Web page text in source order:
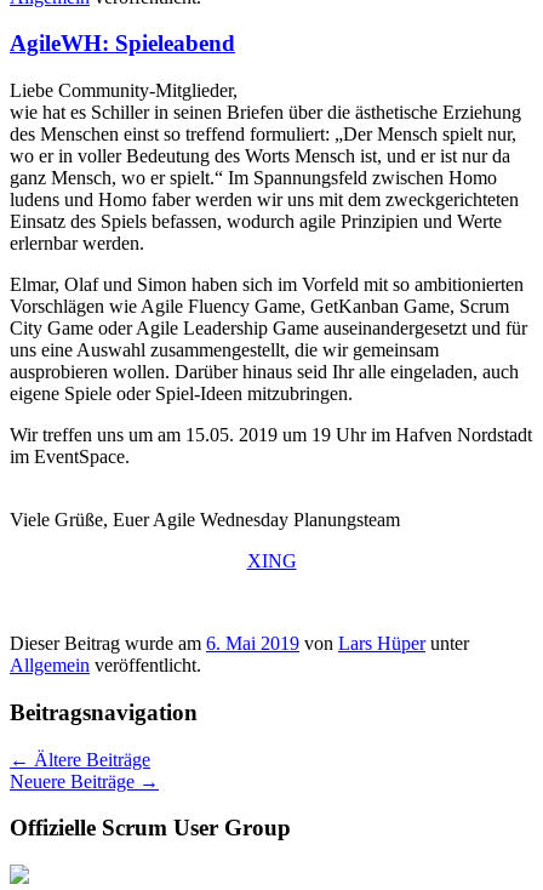
AgileWH: Spieleabend
Liebe Community-Mitglieder,
wie hat es Schiller in seinen Briefen über die ästhetische Erziehung
des Menschen einst so treffend formuliert: „Der Mensch spielt nur,
wo er in voller Bedeutung des Worts Mensch ist, und er ist nur da
ganz Mensch, wo er spielt.“ Im Spannungsfeld zwischen Homo
ludens und Homo faber werden wir uns mit dem zweckgerichteten
Einsatz des Spiels befassen, wodurch agile Prinzipien und Werte
erlernbar werden.
Elmar, Olaf und Simon haben sich im Vorfeld mit so ambitionierten
Vorschlägen wie Agile Fluency Game, GetKanban Game, Scrum
City Game oder Agile Leadership Game auseinandergesetzt und für
uns eine Auswahl zusammengestellt, die wir gemeinsam
ausprobieren wollen. Darüber hinaus seid Ihr alle eingeladen, auch
eigene Spiele oder Spiel-Ideen mitzubringen.
Wir treffen uns um am 15.05. 2019 um 19 Uhr im Hafven Nordstadt
im EventSpace.
Viele Grüße, Euer Agile Wednesday Planungsteam
XING
Dieser Beitrag wurde am 6. Mai 2019 von Lars Hüperunter
Allgemein veröffentlicht.
Beitragsnavigation
← Ältere Beiträge
Neuere Beiträge →
Offizielle Scrum User Group